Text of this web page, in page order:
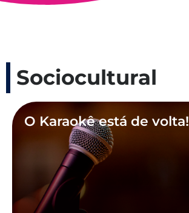
Sociocultural
O Karaokê está de volta!